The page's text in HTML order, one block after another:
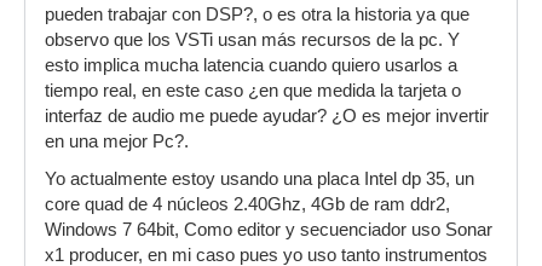
pueden trabajar con DSP?, o es otra la historia ya que
observo que los VSTi usan más recursos de la pc. Y
esto implica mucha latencia cuando quiero usarlos a
tiempo real, en este caso ¿en que medida la tarjeta o
interfaz de audio me puede ayudar? ¿O es mejor invertir
en una mejor Pc?.
Yo actualmente estoy usando una placa Intel dp 35, un
core quad de 4 núcleos 2.40Ghz, 4Gb de ram ddr2,
Windows 7 64bit, Como editor y secuenciador uso Sonar
x1 producer, en mi caso pues yo uso tanto instrumentos